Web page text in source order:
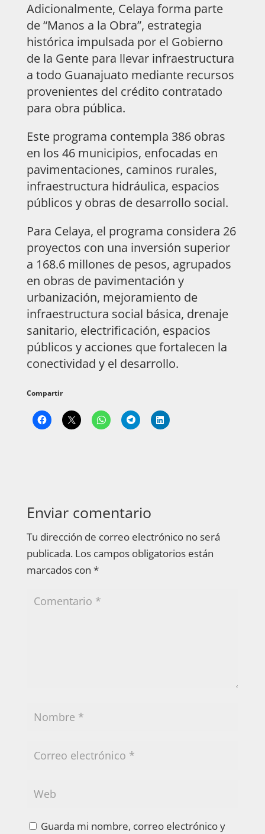
Adicionalmente, Celaya forma parte
de “Manos a la Obra”, estrategia
histórica impulsada por el Gobierno
de la Gente para llevar infraestructura
a todo Guanajuato mediante recursos
provenientes del crédito contratado
para obra pública.
Este programa contempla 386 obras
en los 46 municipios, enfocadas en
pavimentaciones, caminos rurales,
infraestructura hidráulica, espacios
públicos y obras de desarrollo social.
Para Celaya, el programa considera 26
proyectos con una inversión superior
a 168.6 millones de pesos, agrupados
en obras de pavimentación y
urbanización, mejoramiento de
infraestructura social básica, drenaje
sanitario, electrificación, espacios
públicos y acciones que fortalecen la
conectividad y el desarrollo.
Compartir
Enviar comentario
Tu dirección de correo electrónico no será
publicada. Los campos obligatorios están
marcados con *
Guarda mi nombre, correo electrónico y